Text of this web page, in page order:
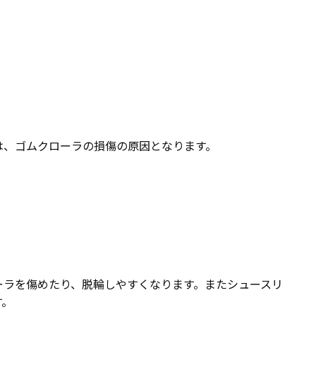
ゴムクローラの損傷の原因となります。
を傷めたり、脱輪しやすくなります。またシュースリ